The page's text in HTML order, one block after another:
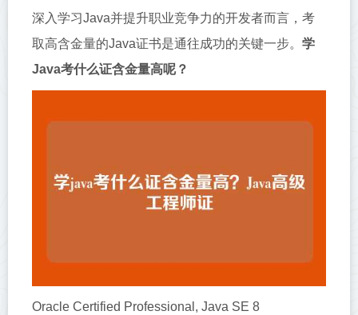
深入学习Java并提升职业竞争力的开发者而言，考
取高含金量的Java证书是通往成功的关键一步。 学
Java考什么证含金量高呢？
Oracle Certified Professional, Java SE 8